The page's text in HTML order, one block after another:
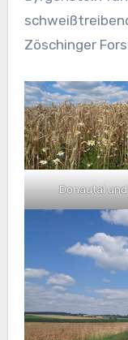
Zöschinger
Donautal